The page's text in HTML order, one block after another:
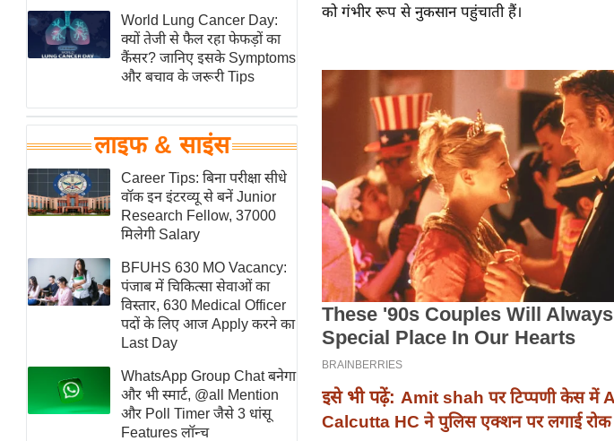
News
लाइफस्टाइल
टेक्नॉलॉजी
ब्यूटी/फैशन
घरेलू नुस्खे
पर्यटन स्थल
फिटनेस मंत्रा
रिलेशनशिप
विश्लेषण
समसामयिक
मातृभूमि
स्तंभ
एम.
आर.
World Lung Cancer Day:
क्यों तेजी से फैल रहा फेफड़ों का
कैंसर? जानिए इसके Symptoms
और बचाव के जरूरी Tips
लाइफ & साइंस
Career Tips: बिना परीक्षा सीधे
वॉक इन इंटरव्यू से बनें Junior
Research Fellow, 37000
मिलेगी Salary
BFUHS 630 MO Vacancy:
पंजाब में चिकित्सा सेवाओं का
विस्तार, 630 Medical Officer
पदों के लिए आज Apply करने का
Last Day
WhatsApp Group Chat बनेगा
और भी स्मार्ट, @all Mention
और Poll Timer जैसे 3 धांसू
Features लॉन्च
को गंभीर रूप से नुकसान पहुंचाती हैं।
इसे भी पढ़ें: Amit shah पर टिप्पणी केस में
Calcutta HC ने पुलिस एक्शन पर लगाई रोक